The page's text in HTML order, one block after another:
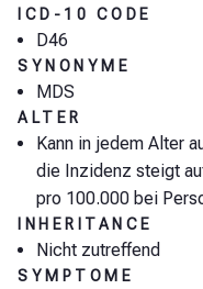
ICD-10 CODE
D46
SYNONYME
MDS
ALTER
Kann in jedem Alter
die Inzidenz steigt
pro 100.000 bei
INHERITANCE
Nicht zutreffend
SYMPTOME